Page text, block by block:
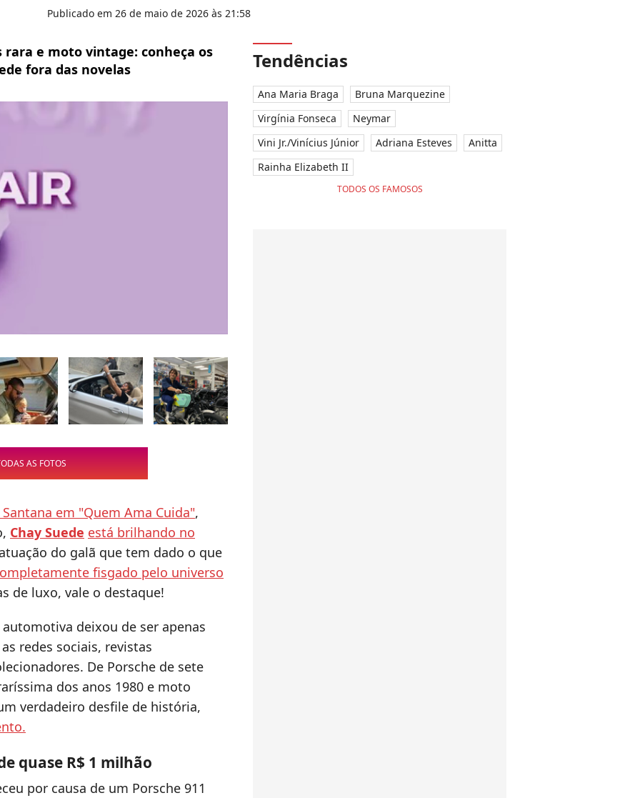
Publicado em 26 de maio de 2026 às 21:58
e moto vintage: conheça os
fora das novelas
AS FOTOS
em "Quem Ama Cuida",
Chay Suede está brilhando no
do galã que tem dado o que
fisgado pelo universo
de luxo, vale o destaque!
deixou de ser apenas
redes sociais, revistas
De Porsche de sete
dos anos 1980 e moto
verdadeiro desfile de história,
quase R$ 1 milhão
por causa de um Porsche 911
Tendências
Ana Maria Braga
Bruna Marquezine
Virgínia Fonseca
Neymar
Vini Jr./Vinícius Júnior
Adriana Esteves
Anitta
Rainha Elizabeth II
TODOS OS FAMOSOS